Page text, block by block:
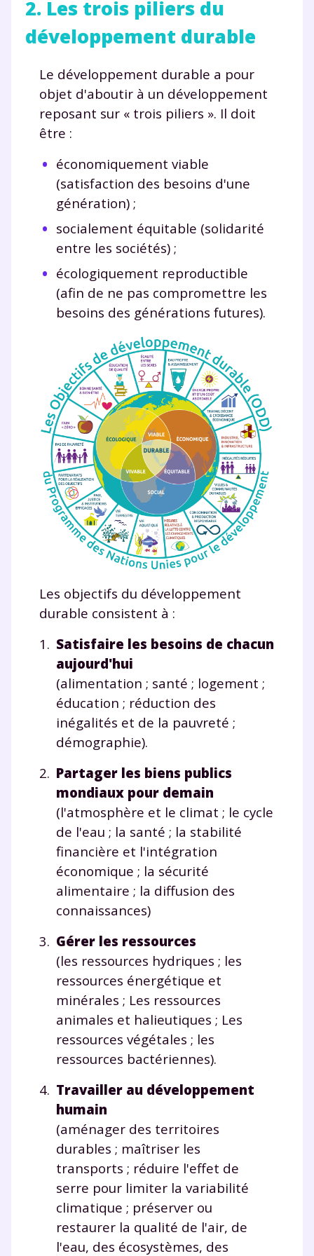
2. Les trois piliers du
développement durable
Le développement durable a pour
objet d'aboutir à un développement
reposant sur « trois piliers ». Il doit
être :
économiquement viable
(satisfaction des besoins d'une
génération) ;
socialement équitable (solidarité
entre les sociétés) ;
écologiquement reproductible
(afin de ne pas compromettre les
besoins des générations futures).
Les objectifs du développement
durable consistent à :
Satisfaire les besoins de chacun
aujourd'hui
(alimentation ; santé ; logement ;
éducation ; réduction des
inégalités et de la pauvreté ;
démographie).
Partager les biens publics
mondiaux pour demain
(l'atmosphère et le climat ; le cycle
de l'eau ; la santé ; la stabilité
financière et l'intégration
économique ; la sécurité
alimentaire ; la diffusion des
connaissances)
Gérer les ressources
(les ressources hydriques ; les
ressources énergétique et
minérales ; Les ressources
animales et halieutiques ; Les
ressources végétales ; les
ressources bactériennes).
Travailler au développement
humain
(aménager des territoires
durables ; maîtriser les
transports ; réduire l'effet de
serre pour limiter la variabilité
climatique ; préserver ou
restaurer la qualité de l'air, de
l'eau, des écosystèmes, des
Envie de progresser
et de réussir votre
année scolaire ?
Testez gratuitement
plateforme de soutien
scolaire !
Fiches de cours et vidéos
corrigés,podcasts de révisions
Unespace dédié aux parentspour
suivre les progrès
Tout le programme scolaire du CP à
la Terminale